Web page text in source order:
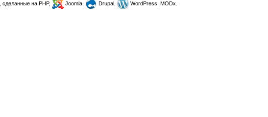
, сделанные на PHP, Joomla, Drupal, WordPress, MODx.